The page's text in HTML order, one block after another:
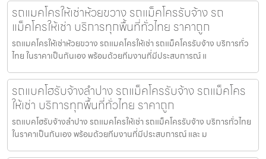
รถแมคโครให้เช่าห้วยขวาง รถแม็คโครรับจ้าง รถ
แม็คโครให้เช่า บริการทุกพื้นที่ทั่วไทย ราคาถูก
รถแมคโครให้เช่าห้วยขวาง รถแมคโครให้เช่า รถแม็คโครรับจ้าง บริการทั่ว
ไทย ในราคาเป็นกันเอง พร้อมด้วยทีมงานที่มีประสบการณ์ แ
รถแบคโฮรับจ้างลำปาง รถแม็คโครรับจ้าง รถแม็คโคร
ให้เช่า บริการทุกพื้นที่ทั่วไทย ราคาถูก
รถแบคโฮรับจ้างลำปาง รถแมคโครให้เช่า รถแม็คโครรับจ้าง บริการทั่วไทย
ในราคาเป็นกันเอง พร้อมด้วยทีมงานที่มีประสบการณ์ และ ม